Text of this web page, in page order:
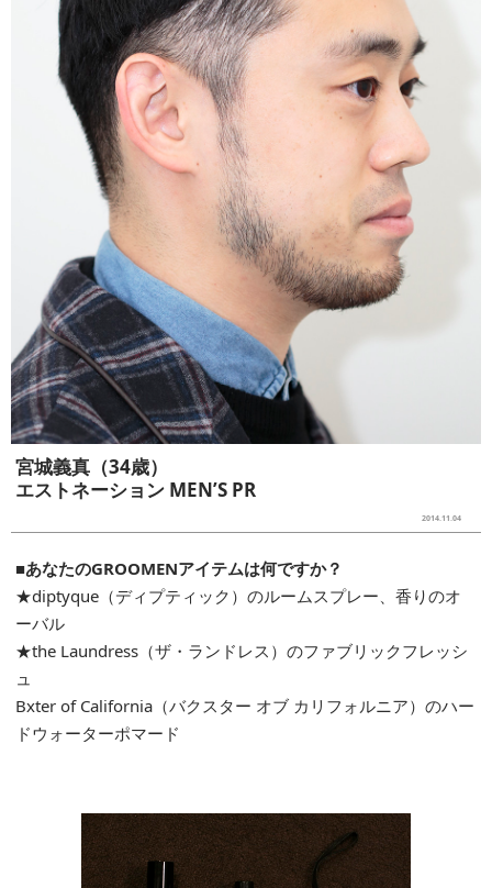
宮城義真（34歳）
エストネーション MEN’S PR
2014.11.04
■あなたのGROOMENアイテムは何ですか？
★diptyque（ディプティック）のルームスプレー、香りのオ
ーバル
★the Laundress（ザ・ランドレス）のファブリックフレッシ
ュ
Bxter of California（バクスター オブ カリフォルニア）のハー
ドウォーターポマード